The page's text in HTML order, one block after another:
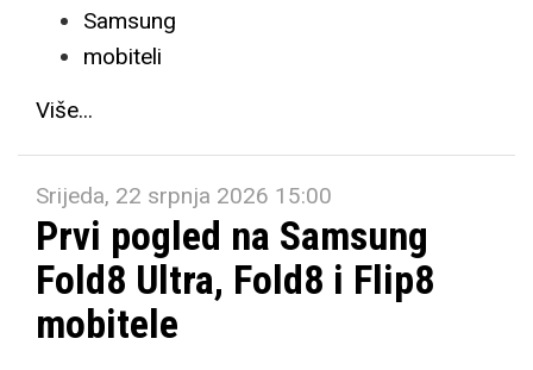
Samsung
mobiteli
Više...
Srijeda, 22 srpnja 2026 15:00
Prvi pogled na Samsung
Fold8 Ultra, Fold8 i Flip8
mobitele